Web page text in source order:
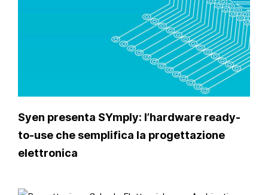
Syen presenta SYmply: l’hardware ready-
to-use che semplifica la progettazione
elettronica